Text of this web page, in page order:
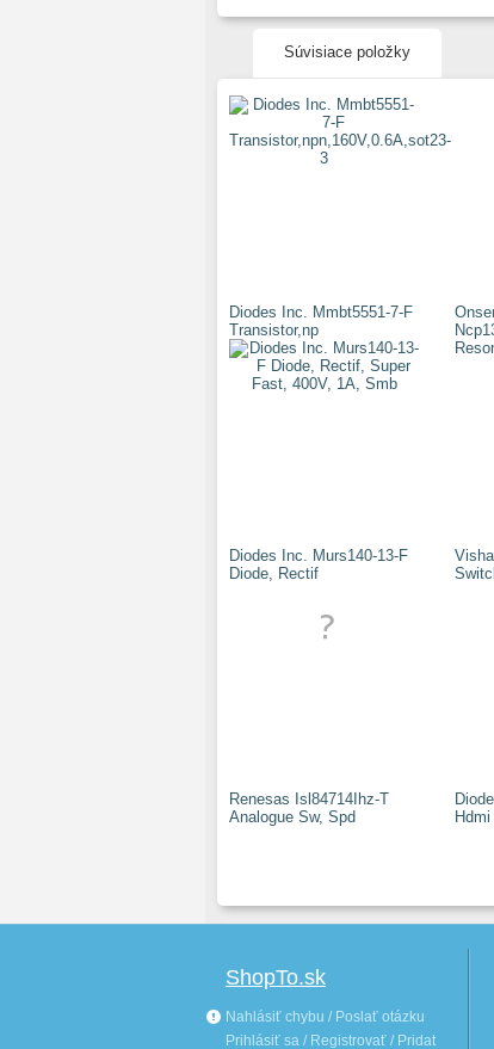
Súvisiace položky
Diodes Inc. Mmbt5551-7-F
Transistor,np
Diodes Inc. Murs140-13-F
Diode, Rectif
Renesas Isl84714Ihz-T
Analogue Sw, Spd
ShopTo.sk
Nahlásiť chybu / Poslať otázku
Prihlásiť sa / Registrovať / Pridat